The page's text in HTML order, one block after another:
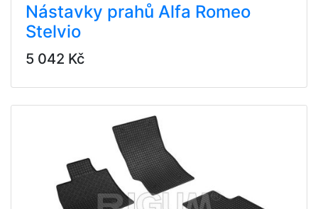
Nástavky prahů Alfa Romeo
Stelvio
5 042 Kč